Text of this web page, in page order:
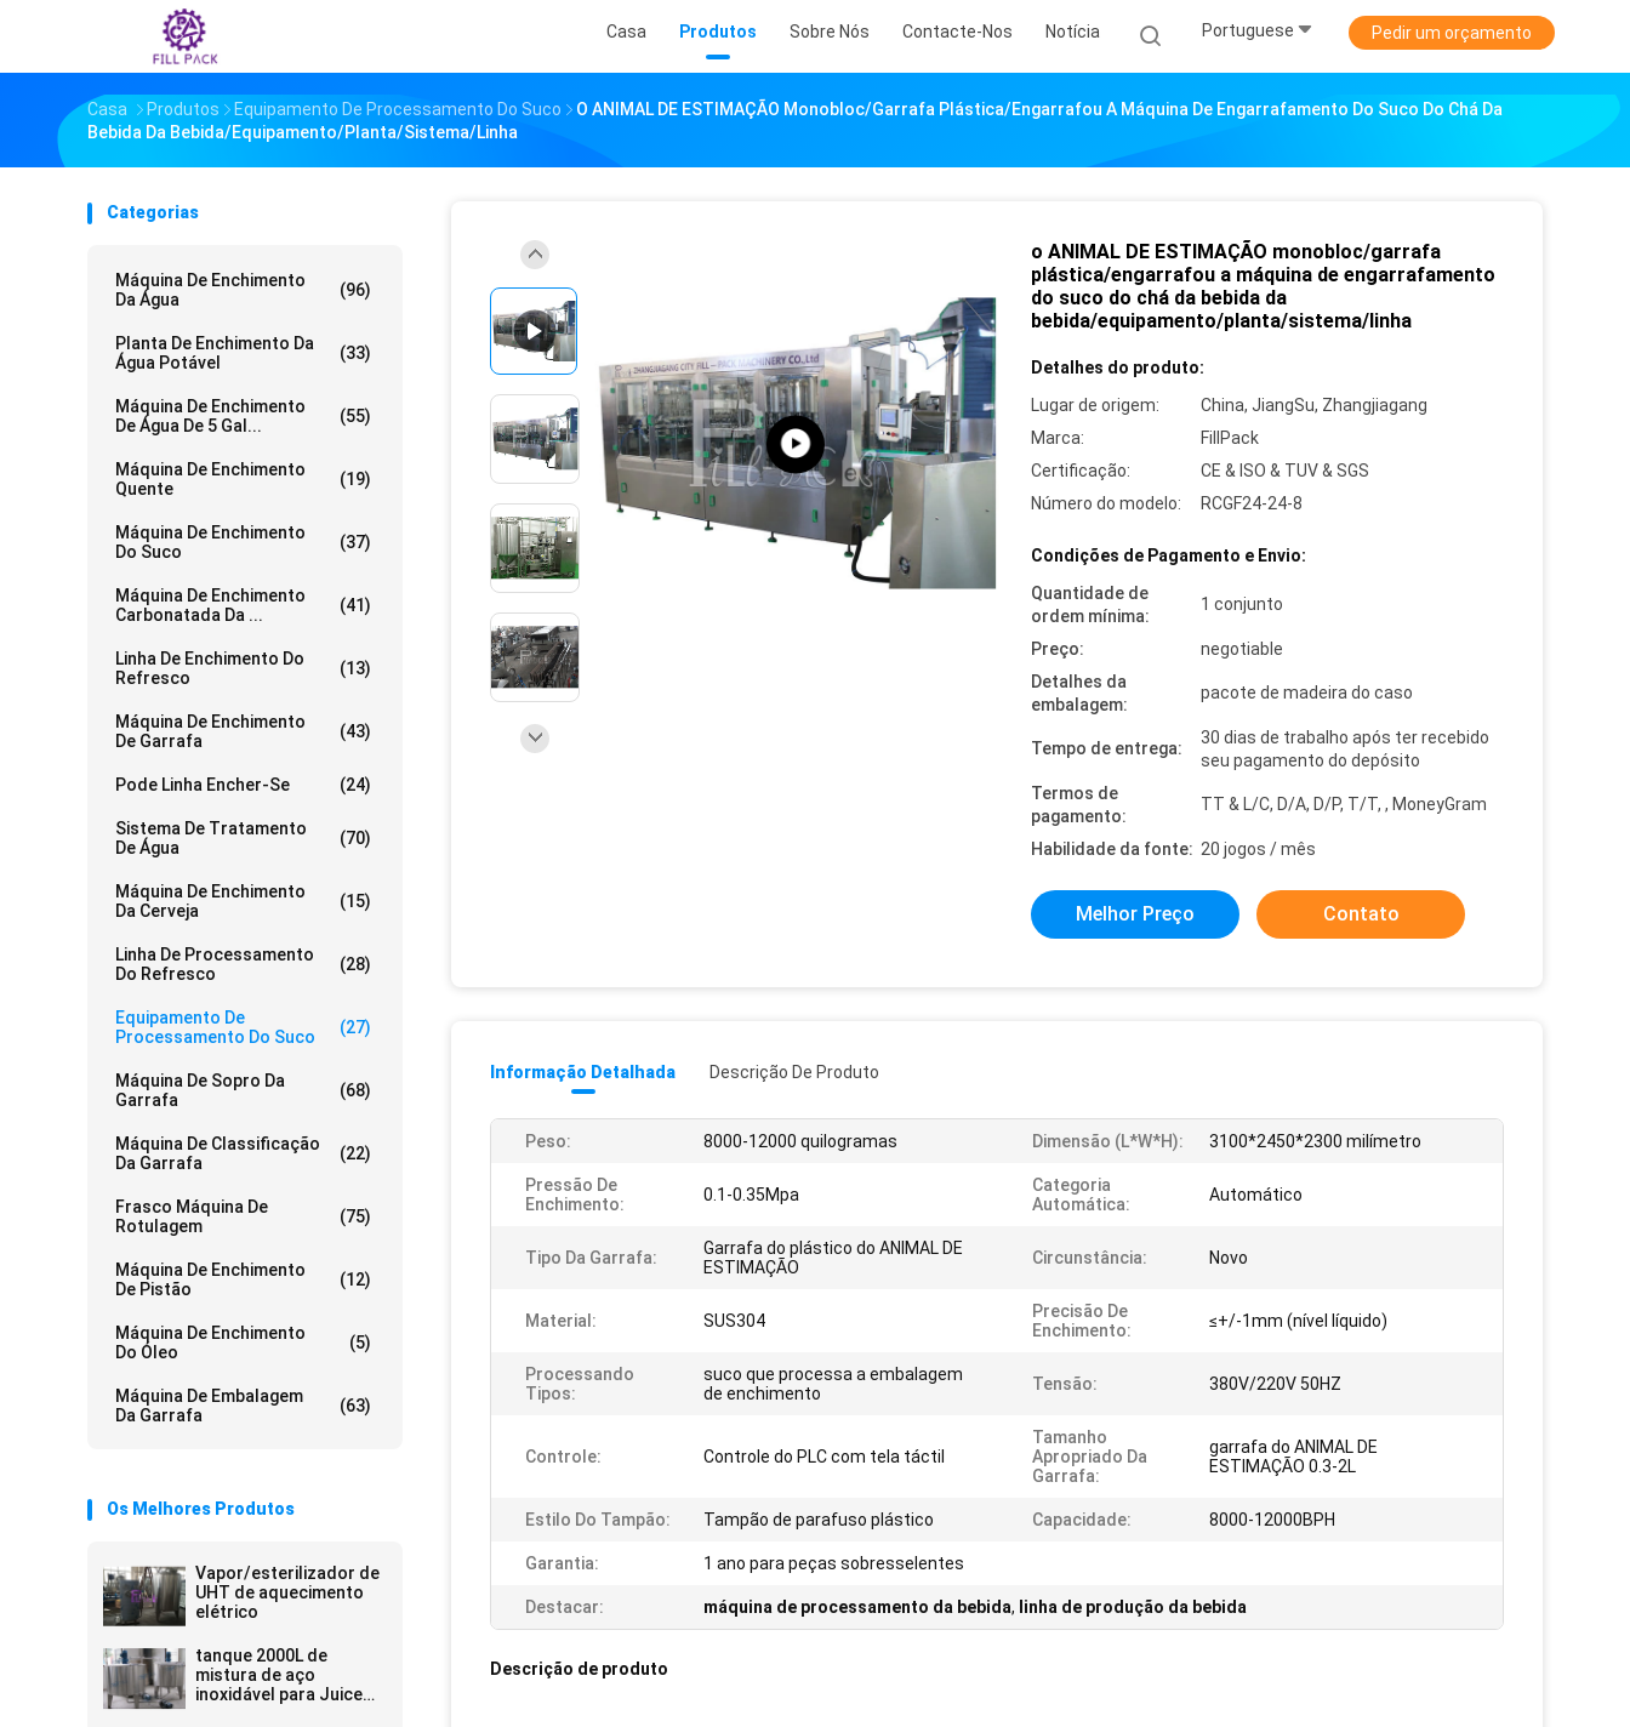
Casa Produtos Sobre Nós Contacte-Nos Notícia Portuguese Pedir um orçamento
Casa Produtos Equipamento De Processamento Do Suco
O ANIMAL DE ESTIMAÇÃO Monobloc/garrafa Plástica/engarrafou A Máquina De Engarrafamento Do Suco Do Chá Da
Bebida Da Bebida/equipamento/planta/sistema/linha
Categorias
Máquina De Enchimento
Da Água
(96)
Planta De Enchimento Da
Água Potável
(33)
Máquina De Enchimento
De Água De 5 Gal...
(55)
Máquina De Enchimento
Quente
(19)
Máquina De Enchimento
Do Suco
(37)
Máquina De Enchimento
Carbonatada Da ...
(41)
Linha De Enchimento Do
Refresco
(13)
Máquina De Enchimento
De Garrafa
(43)
Pode Linha Encher-Se (24)
Sistema De Tratamento
De Água
(70)
Máquina De Enchimento
Da Cerveja
(15)
Linha De Processamento
Do Refresco
(28)
Equipamento De
Processamento Do Suco
(27)
Máquina De Sopro Da
Garrafa
(68)
Máquina De Classificação
Da Garrafa
(22)
Frasco Máquina De
Rotulagem
(75)
Máquina De Enchimento
De Pistão
(12)
Máquina De Enchimento
Do Óleo
(5)
Máquina De Embalagem
Da Garrafa
(63)
Os Melhores Produtos
Vapor/esterilizador de
UHT de aquecimento
elétrico
tanque 2000L de
mistura de aço
inoxidável para Juice
o ANIMAL DE ESTIMAÇÃO monobloc/garrafa
plástica/engarrafou a máquina de engarrafamento
do suco do chá da bebida da
bebida/equipamento/planta/sistema/linha
Detalhes do produto:
Lugar de origem:
China, JiangSu, Zhangjiagang
Marca:
FillPack
Certificação:
CE & ISO & TUV & SGS
Número do modelo:
RCGF24-24-8
Condições de Pagamento e Envio:
Quantidade de
ordem mínima:
1 conjunto
Preço:
negotiable
Detalhes da
embalagem:
pacote de madeira do caso
Tempo de entrega:
30 dias de trabalho após ter recebido
seu pagamento do depósito
Termos de
pagamento:
TT & L/C, D/A, D/P, T/T, , MoneyGram
Habilidade da fonte: 20 jogos / mês
Melhor Preço Contato
Informação Detalhada Descrição De Produto
Peso: 8000-12000 quilogramas Dimensão (l*w*h): 3100*2450*2300 milímetro
Pressão De
Enchimento:
0.1-0.35Mpa
Categoria
Automática:
Automático
Tipo Da Garrafa:
Garrafa do plástico do ANIMAL DE
ESTIMAÇÃO
Circunstância: Novo
Material: SUS304
Precisão De
Enchimento:
≤+/-1mm (nível líquido)
Processando
Tipos:
suco que processa a embalagem
de enchimento
Tensão: 380V/220V 50HZ
Controle: Controle do PLC com tela táctil
Tamanho
Apropriado Da
Garrafa:
garrafa do ANIMAL DE
ESTIMAÇÃO 0.3-2L
Estilo Do Tampão: Tampão de parafuso plástico Capacidade: 8000-12000BPH
Garantia: 1 ano para peças sobresselentes
Destacar: máquina de processamento da bebida, linha de produção da bebida
Descrição de produto